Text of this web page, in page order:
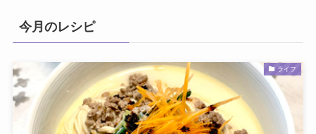
今月のレシピ
ライフ